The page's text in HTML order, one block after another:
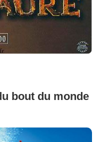
bout du monde